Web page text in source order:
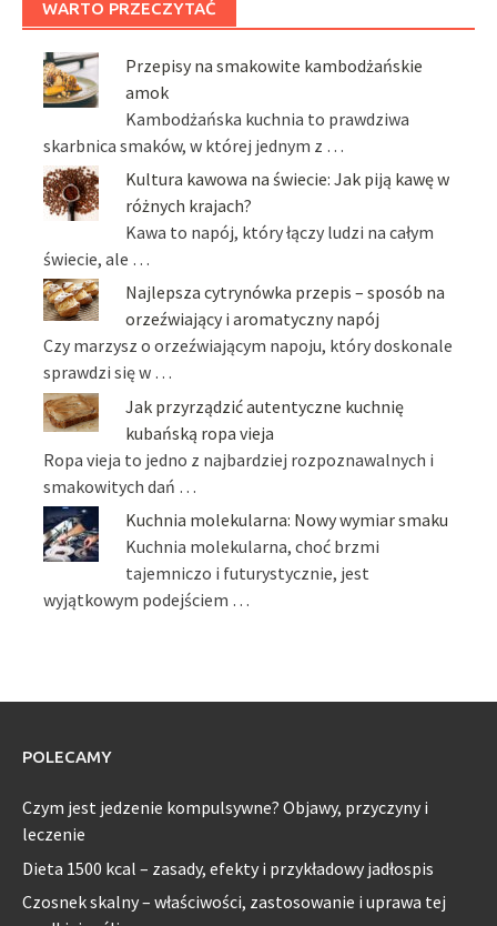
WARTO PRZECZYTAĆ
Przepisy na smakowite kambodżańskie
amok
Kambodżańska kuchnia to prawdziwa
skarbnica smaków, w której jednym z …
Kultura kawowa na świecie: Jak piją kawę w
różnych krajach?
Kawa to napój, który łączy ludzi na całym
świecie, ale …
Najlepsza cytrynówka przepis – sposób na
orzeźwiający i aromatyczny napój
Czy marzysz o orzeźwiającym napoju, który doskonale
sprawdzi się w …
Jak przyrządzić autentyczne kuchnię
kubańską ropa vieja
Ropa vieja to jedno z najbardziej rozpoznawalnych i
smakowitych dań …
Kuchnia molekularna: Nowy wymiar smaku
Kuchnia molekularna, choć brzmi
tajemniczo i futurystycznie, jest
wyjątkowym podejściem …
POLECAMY
Czym jest jedzenie kompulsywne? Objawy, przyczyny i
leczenie
Dieta 1500 kcal – zasady, efekty i przykładowy jadłospis
Czosnek skalny – właściwości, zastosowanie i uprawa tej